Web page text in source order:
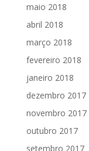
maio 2018
abril 2018
março 2018
fevereiro 2018
janeiro 2018
dezembro 2017
novembro 2017
outubro 2017
setembro 2017